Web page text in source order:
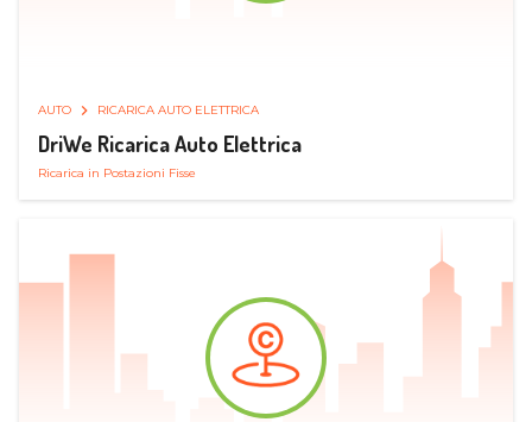
AUTO RICARICA AUTO ELETTRICA
DriWe Ricarica Auto Elettrica
Ricarica in Postazioni Fisse